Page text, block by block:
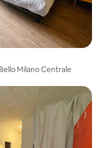
Milano Centrale